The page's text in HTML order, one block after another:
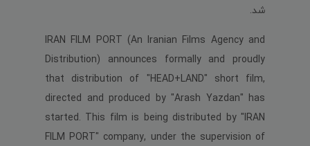
شد.
IRAN FILM PORT (An Iranian Films Agency and
Distribution) announces formally and proudly
that distribution of "HEAD+LAND" short film,
directed and produced by "Arash Yazdan" has
started. This film is being distributed by "IRAN
FILM PORT" company, under the supervision of